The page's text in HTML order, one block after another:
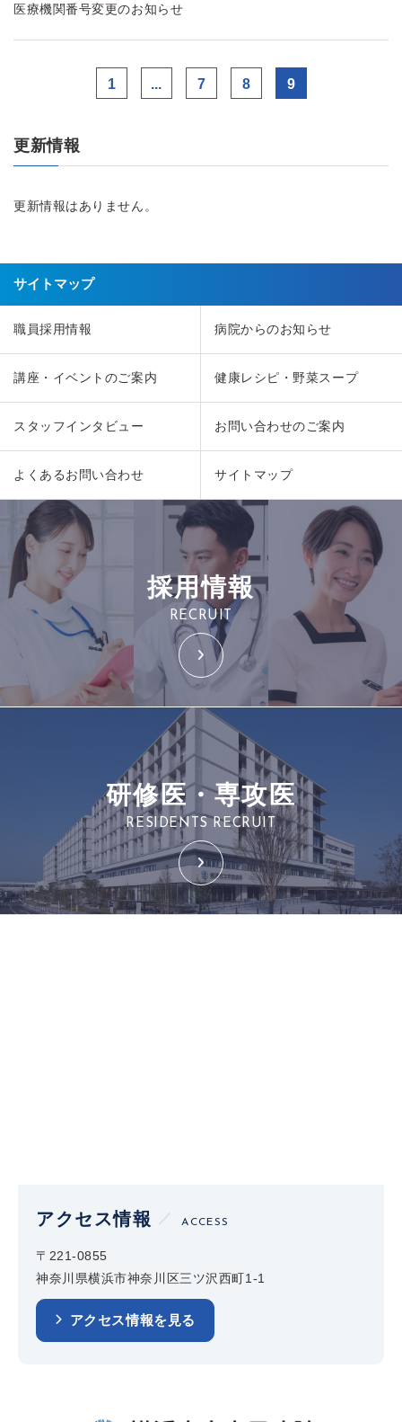
医療機関番号変更のお知らせ
1 ... 7 8 9
更新情報
更新情報はありません。
サイトマップ
職員採用情報 病院からのお知らせ
講座・イベントのご案内 健康レシピ・野菜スープ
スタッフインタビュー お問い合わせのご案内
よくあるお問い合わせ サイトマップ
採用情報
RECRUIT
研修医・専攻医
RESIDENTS RECRUIT
アクセス情報 ACCESS
〒221-0855
神奈川県横浜市神奈川区三ツ沢西町1-1
アクセス情報を見る